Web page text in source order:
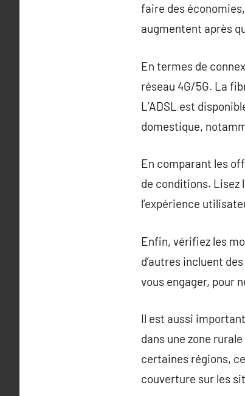
faire des
augmentent après
En termes de
réseau 4G/5G. La
L’ADSL est
domestique,
En comparant les
de conditions. Lisez
l’expérience
Enfin, vérifiez les
d’autres incluent
vous engager, pour
Il est aussi
dans une zone
certaines régions,
couverture sur les